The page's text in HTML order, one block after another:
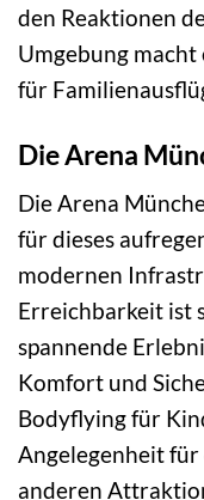
den Reaktionen
Umgebung
für
Die Arena
Die Arena
für dieses
modernen
Erreichbarkeit ist
spannende
Komfort und
Bodyflying für
Angelegenheit für
anderen